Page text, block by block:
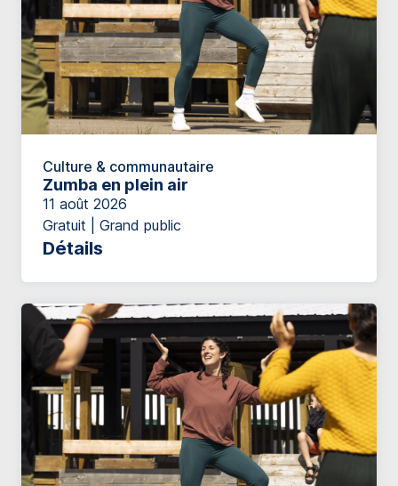
Culture & communautaire
Zumba en plein air
11 août 2026
Gratuit | Grand public
Détails